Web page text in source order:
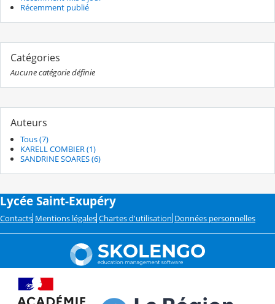
Récemment publié
Catégories
Aucune catégorie définie
Auteurs
Tous (7)
KARELL COMBIER (1)
SANDRINE SOARES (6)
Lycée Saint-Exupéry
Contacts Mentions légales Chartes d'utilisation Données personnelles